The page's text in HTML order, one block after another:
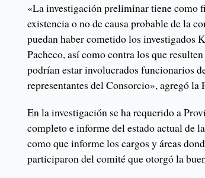
«La investigación preliminar tiene como
existencia o no de causa probable de la
puedan haber cometido los investigados
Pacheco, así como contra los que
podrían estar involucrados funcionarios
representantes del Consorcio», agregó la
En la investigación se ha requerido a
completo e informe del estado actual de
como que informe los cargos y áreas
participaron del comité que otorgó la